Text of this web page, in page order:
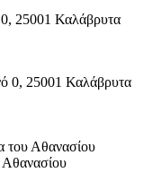
0, 25001 Καλάβρυτα
0, 25001 Καλάβρυτα
του Αθανασίου
Αθανασίου